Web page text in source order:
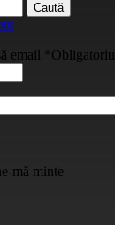
Caută
email *Obligatoriu
mă minte